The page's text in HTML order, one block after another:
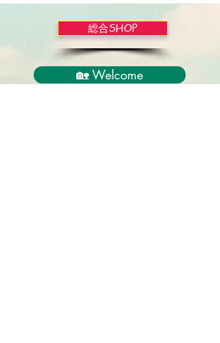
総合SHOP
🏡 Welcome